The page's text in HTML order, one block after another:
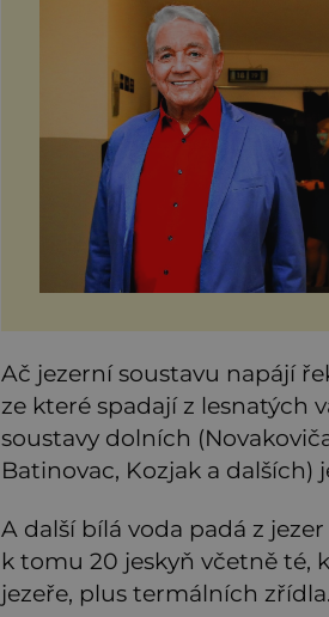
Ač jezerní soustavu napájí
ze které spadají z lesnatých
soustavy dolních
Batinovac, Kozjak a dalších)
A další bílá voda padá z
k tomu 20 jeskyň včetně té,
jezeře, plus termálních zřídla.